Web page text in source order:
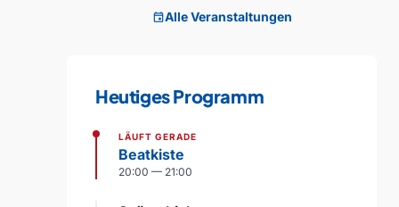
eventAlle Veranstaltungen
Heutiges Programm
LÄUFT GERADE
Beatkiste
20:00 — 21:00